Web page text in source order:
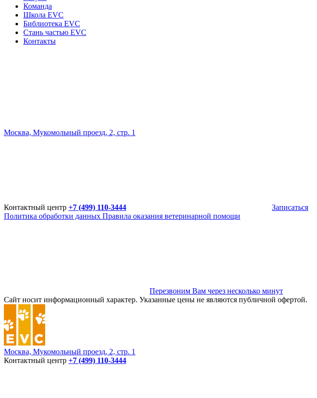
Команда
Школа EVC
Библиотека EVC
Стань частью EVC
Контакты
Москва, Мукомольный проезд, 2, стр. 1
Контактный центр +7 (499) 110-3444
Записаться
Политика обработки данных Правила оказания ветеринарной помощи
Перезвоним Вам через несколько минут
Сайт носит информационный характер. Указанные цены не являются публичной офертой.
Москва, Мукомольный проезд, 2, стр. 1
Контактный центр +7 (499) 110-3444